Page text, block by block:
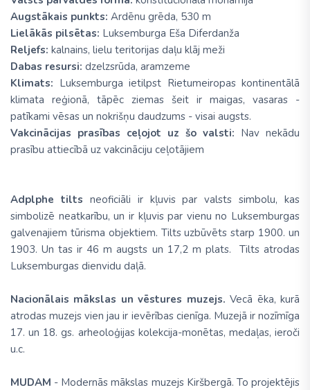
Augstākais punkts: Ardēnu grēda, 530 m
Lielākās pilsētas: Luksemburga Eša Diferdanža
Reljefs: kalnains, lielu teritorijas daļu klāj meži
Dabas resursi: dzelzsrūda, aramzeme
Klimats: Luksemburga ietilpst Rietumeiropas kontinentālā
klimata reģionā, tāpēc ziemas šeit ir maigas, vasaras -
patīkami vēsas un nokrišņu daudzums - visai augsts.
Vakcinācijas prasības ceļojot uz šo valsti: Nav nekādu
prasību attiecībā uz vakcināciju ceļotājiem
Adplphe tilts neoficiāli ir kļuvis par valsts simbolu, kas
simbolizē neatkarību, un ir kļuvis par vienu no Luksemburgas
galvenajiem tūrisma objektiem. Tilts uzbūvēts starp 1900. un
1903. Un tas ir 46 m augsts un 17,2 m plats. Tilts atrodas
Luksemburgas dienvidu daļā.
Nacionālais mākslas un vēstures muzejs.Vecā ēka, kurā
atrodas muzejs vien jau ir ievērības cienīga. Muzejā ir nozīmīga
17. un 18. gs. arheoloģijas kolekcija-monētas, medaļas, ieroči
u.c.
MUDAM - Modernās mākslas muzejs Kiršbergā. To projektējis